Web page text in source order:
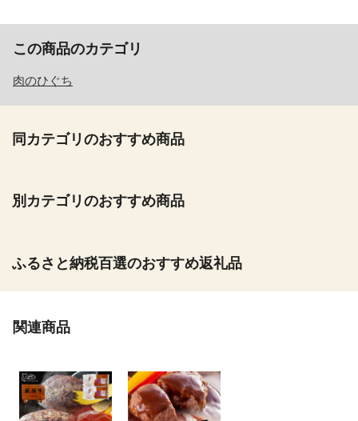
この商品のカテゴリ
肉のひぐち
同カテゴリのおすすめ商品
別カテゴリのおすすめ商品
ふるさと納税百選のおすすめ返礼品
関連商品